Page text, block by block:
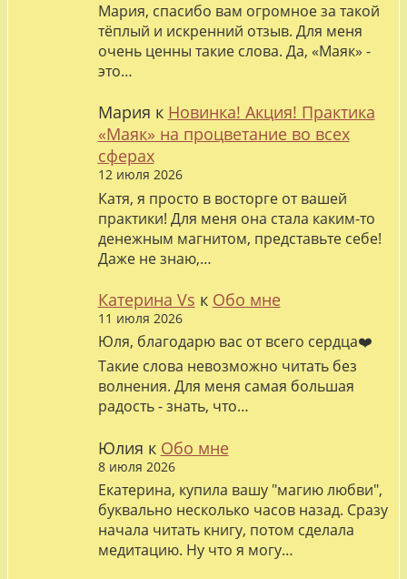
Мария, спасибо вам огромное за такой
тёплый и искренний отзыв. Для меня
очень ценны такие слова. Да, «Маяк» -
это…
Мария к Новинка! Акция! Практика
«Маяк» на процветание во всех
сферах
12 июля 2026
Катя, я просто в восторге от вашей
практики! Для меня она стала каким-то
денежным магнитом, представьте себе!
Даже не знаю,…
Катерина Vs к Обо мне
11 июля 2026
Юля, благодарю вас от всего сердца❤️
Такие слова невозможно читать без
волнения. Для меня самая большая
радость - знать, что…
Юлия к Обо мне
8 июля 2026
Екатерина, купила вашу "магию любви",
буквально несколько часов назад. Сразу
начала читать книгу, потом сделала
медитацию. Ну что я могу…